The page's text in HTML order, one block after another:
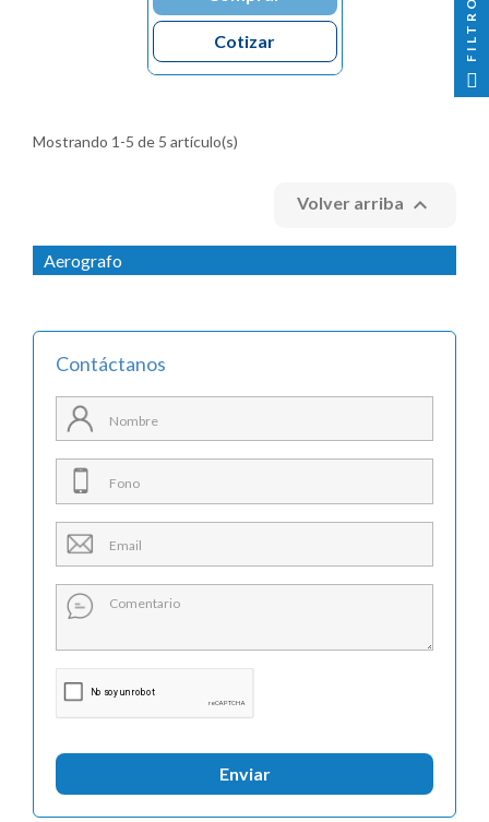
Aerografo
Contáctanos
Enviar
Cotizar
Mostrando 1-5 de 5 artículo(s)
Volver arriba 
FILTRO